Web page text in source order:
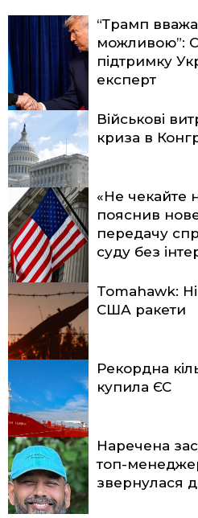
“Трамп
можливою”:
підтримку
експерт
Військові
криза в
«Не чекайте
пояснив
передачу
суду без
Tomahawk:
США ракети
Рекордна
купила ЄС
Наречена
топ-
звернулася